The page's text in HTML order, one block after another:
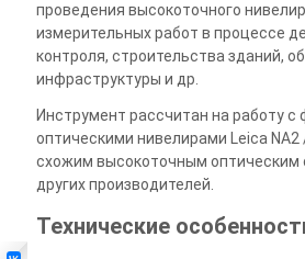
проведения высокоточного
измерительных работ в процессе
контроля, строительства зданий,
инфраструктуры и др.
Инструмент рассчитан на работу
оптическими нивелирами Leica NA2
схожим высокоточным оптическим
других производителей.
Технические